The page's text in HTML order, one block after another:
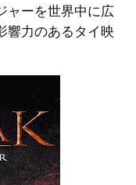
ャーを世界中に広
響力のあるタイ映